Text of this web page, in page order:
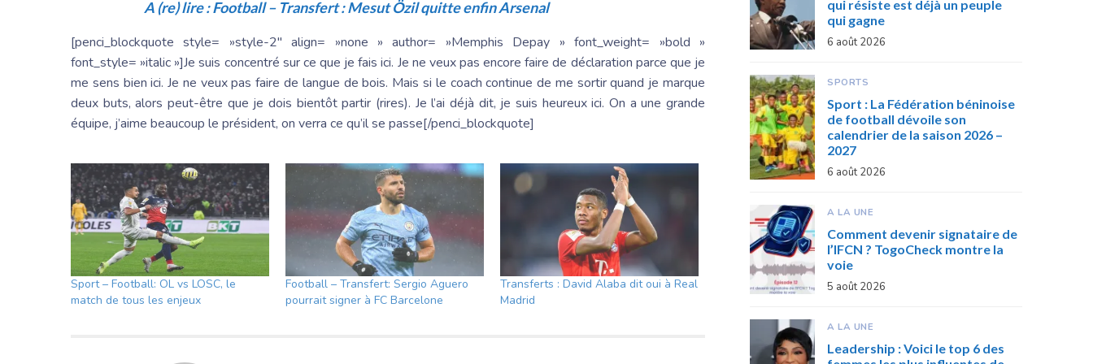
A (re) lire :Football – Transfert : Mesut Özil quitte enfin Arsenal
[penci_blockquote style= »style-2″ align= »none » author= »Memphis Depay » font_weight= »bold »
font_style= »italic »]Je suis concentré sur ce que je fais ici. Je ne veux pas encore faire de déclaration parce que je
me sens bien ici. Je ne veux pas faire de langue de bois. Mais si le coach continue de me sortir quand je marque
deux buts, alors peut-être que je dois bientôt partir (rires). Je l’ai déjà dit, je suis heureux ici. On a une grande
équipe, j’aime beaucoup le président, on verra ce qu’il se passe[/penci_blockquote]
Sport – Football: OL vs LOSC, le
match de tous les enjeux
Football – Transfert: Sergio Aguero
pourrait signer à FC Barcelone
Transferts : David Alaba dit oui à Real
Madrid
qui résiste est déjà un peuple
qui gagne
6 août 2026
SPORTS
Sport : La Fédération béninoise
de football dévoile son
calendrier de la saison 2026 –
2027
6 août 2026
A LA UNE
Comment devenir signataire de
l’IFCN ? TogoCheck montre la
voie
5 août 2026
A LA UNE
Leadership : Voici le top 6 des